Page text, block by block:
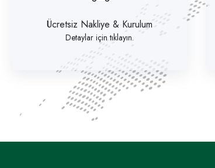
Ücretsiz Nakliye & Kurulum
Detaylar için tıklayın.